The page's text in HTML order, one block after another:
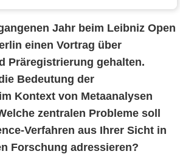
Jahr beim Leibniz Open
einen Vortrag über
Präregistrierung gehalten.
Bedeutung der
Kontext von Metaanalysen
zentralen Probleme soll
Verfahren aus Ihrer Sicht in
Forschung adressieren?